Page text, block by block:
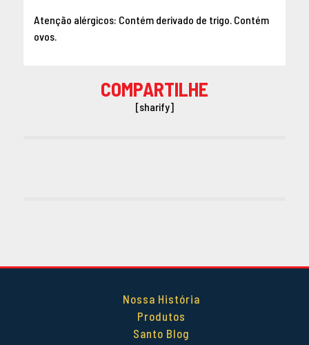
Atenção alérgicos: Contém derivado de trigo. Contém
ovos.
COMPARTILHE
[sharify]
Nossa História
Produtos
Santo Blog